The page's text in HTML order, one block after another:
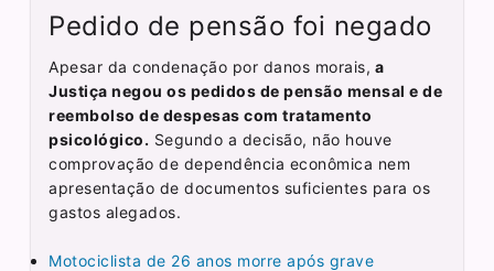
Pedido de pensão foi negado
Apesar da condenação por danos morais, a
Justiça negou os pedidos de pensão mensal e de
reembolso de despesas com tratamento
psicológico. Segundo a decisão, não houve
comprovação de dependência econômica nem
apresentação de documentos suficientes para os
gastos alegados.
Motociclista de 26 anos morre após grave